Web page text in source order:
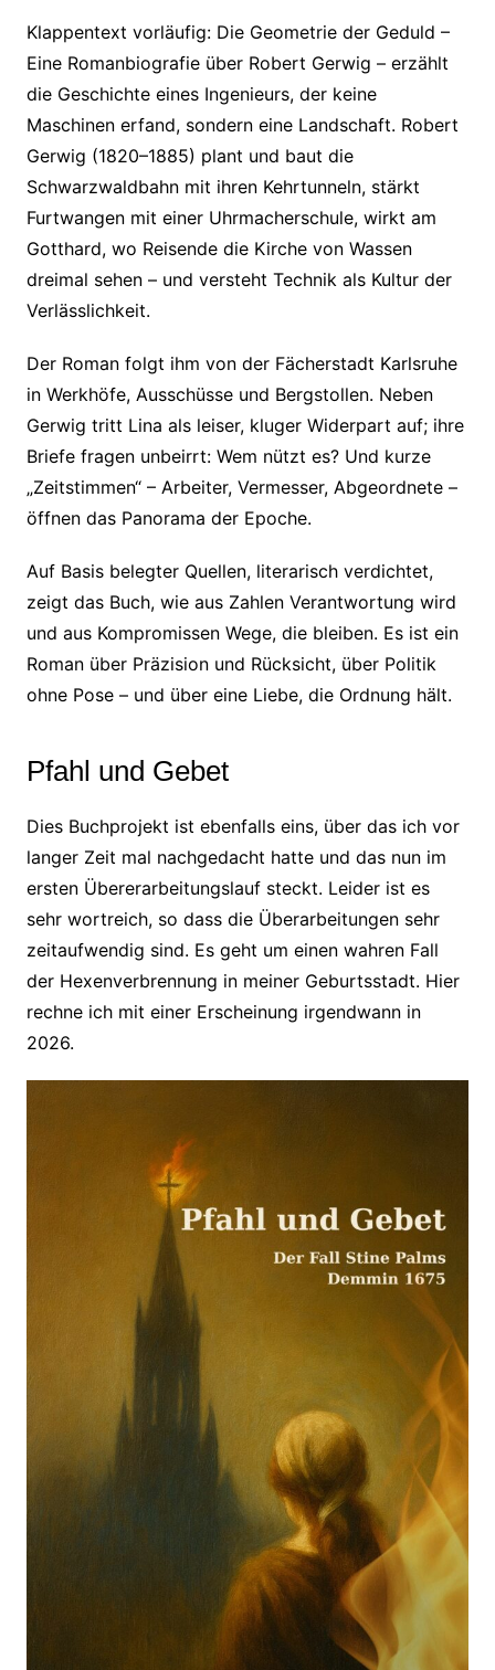
Klappentext vorläufig: Die Geometrie der Geduld –
Eine Romanbiografie über Robert Gerwig – erzählt
die Geschichte eines Ingenieurs, der keine
Maschinen erfand, sondern eine Landschaft. Robert
Gerwig (1820–1885) plant und baut die
Schwarzwaldbahn mit ihren Kehrtunneln, stärkt
Furtwangen mit einer Uhrmacherschule, wirkt am
Gotthard, wo Reisende die Kirche von Wassen
dreimal sehen – und versteht Technik als Kultur der
Verlässlichkeit.
Der Roman folgt ihm von der Fächerstadt Karlsruhe
in Werkhöfe, Ausschüsse und Bergstollen. Neben
Gerwig tritt Lina als leiser, kluger Widerpart auf; ihre
Briefe fragen unbeirrt: Wem nützt es? Und kurze
„Zeitstimmen“ – Arbeiter, Vermesser, Abgeordnete –
öffnen das Panorama der Epoche.
Auf Basis belegter Quellen, literarisch verdichtet,
zeigt das Buch, wie aus Zahlen Verantwortung wird
und aus Kompromissen Wege, die bleiben. Es ist ein
Roman über Präzision und Rücksicht, über Politik
ohne Pose – und über eine Liebe, die Ordnung hält.
Pfahl und Gebet
Dies Buchprojekt ist ebenfalls eins, über das ich vor
langer Zeit mal nachgedacht hatte und das nun im
ersten Übererarbeitungslauf steckt. Leider ist es
sehr wortreich, so dass die Überarbeitungen sehr
zeitaufwendig sind. Es geht um einen wahren Fall
der Hexenverbrennung in meiner Geburtsstadt. Hier
rechne ich mit einer Erscheinung irgendwann in
2026.